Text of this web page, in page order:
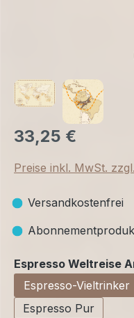
33,25 €
Preise inkl. MwSt.
Versandkostenfrei
Espresso Weltreise
Espresso-Vieltrinker
Espresso Pur